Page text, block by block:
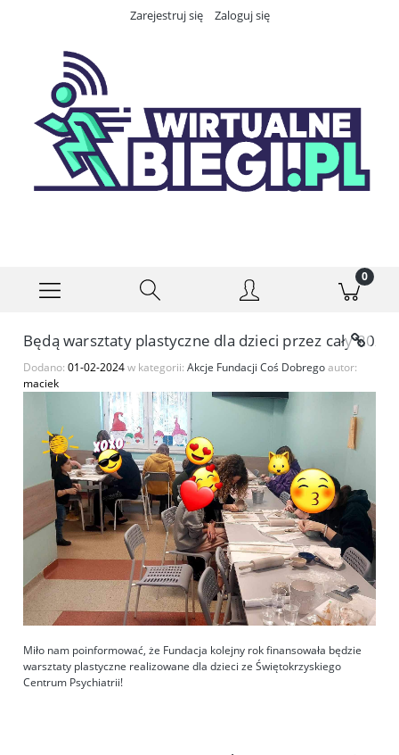
Zarejestruj się Zaloguj się
Będą warsztaty plastyczne dla dzieci przez cały 2024
Dodano: 01-02-2024w kategorii: Akcje Fundacji Coś Dobregoautor:
maciek
Miło nam poinformować, że Fundacja kolejny rok finansowała będzie
warsztaty plastyczne realizowane dla dzieci ze Świętokrzyskiego
Centrum Psychiatrii!